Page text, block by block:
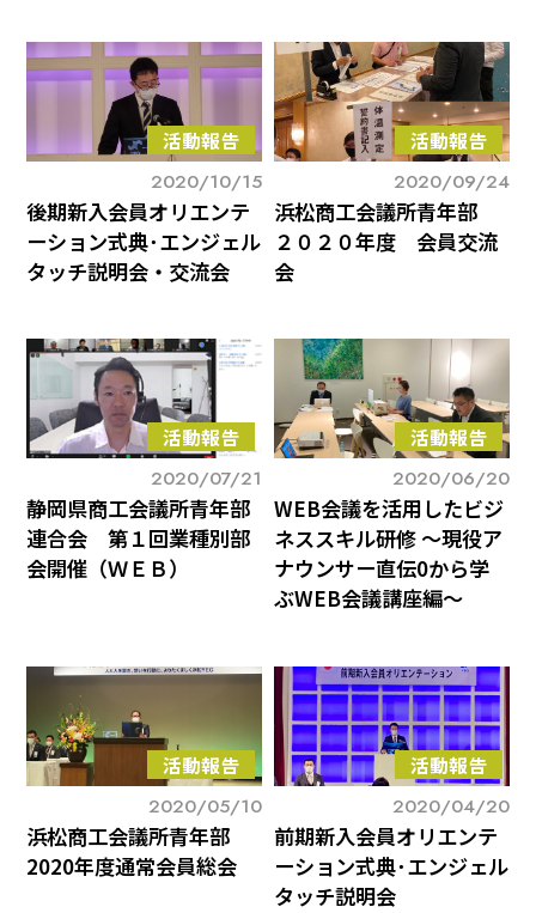
活動報告
2020/10/15
後期新入会員オリエンテ
ーション式典･エンジェル
タッチ説明会・交流会
活動報告
2020/09/24
浜松商工会議所青年部
２０２０年度 会員交流
会
活動報告
2020/07/21
静岡県商工会議所青年部
連合会 第１回業種別部
会開催（ＷＥＢ）
活動報告
2020/06/20
WEB会議を活用したビジ
ネススキル研修 〜現役ア
ナウンサー直伝0から学
ぶWEB会議講座編〜
活動報告
2020/05/10
浜松商工会議所青年部
2020年度通常会員総会
活動報告
2020/04/20
前期新入会員オリエンテ
ーション式典･エンジェル
タッチ説明会